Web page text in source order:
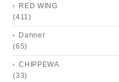
RED WING
(411)
Danner
(65)
CHIPPEWA
(33)